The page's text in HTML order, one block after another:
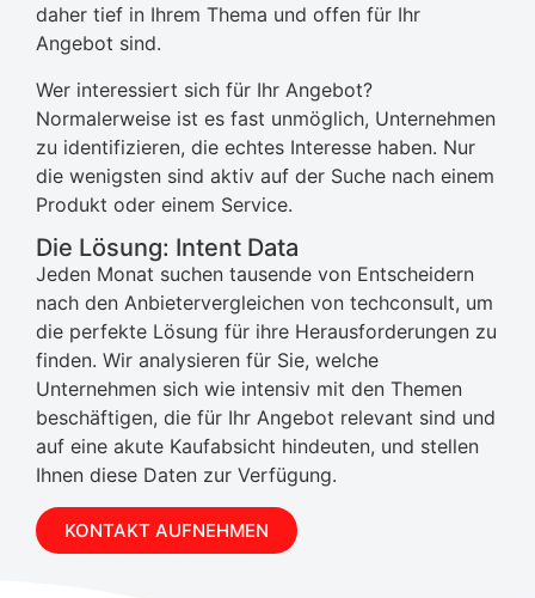
daher tief in Ihrem Thema und offen für Ihr
Angebot sind.
Wer interessiert sich für Ihr Angebot?
Normalerweise ist es fast unmöglich, Unternehmen
zu identifizieren, die echtes Interesse haben. Nur
die wenigsten sind aktiv auf der Suche nach einem
Produkt oder einem Service.
Die Lösung: Intent Data
Jeden Monat suchen tausende von Entscheidern
nach den Anbietervergleichen von techconsult, um
die perfekte Lösung für ihre Herausforderungen zu
finden. Wir analysieren für Sie, welche
Unternehmen sich wie intensiv mit den Themen
beschäftigen, die für Ihr Angebot relevant sind und
auf eine akute Kaufabsicht hindeuten, und stellen
Ihnen diese Daten zur Verfügung.
KONTAKT AUFNEHMEN